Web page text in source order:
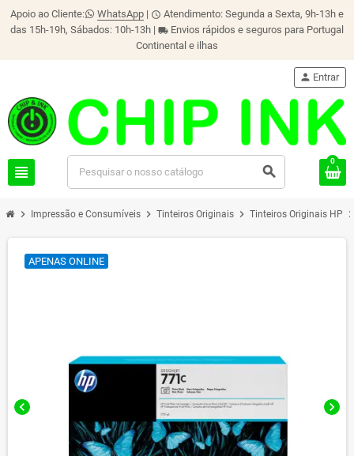
Apoio ao Cliente: WhatsApp | schedule Atendimento: Segunda a Sexta, 9h-13h e
das 15h-19h, Sábados: 10h-13h | local_shipping Envios rápidos e seguros para Portugal
Continental e ilhas
view_headline search
person Entrar
0
chevron_right Impressão e Consumíveis chevron_right Tinteiros Originais chevron_right Tinteiros Originais HP
chevron_left chevron_right
APENAS ONLINE